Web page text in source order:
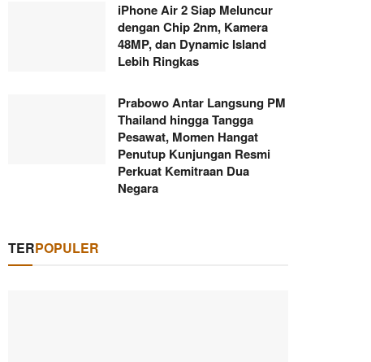
iPhone Air 2 Siap Meluncur
dengan Chip 2nm, Kamera
48MP, dan Dynamic Island
Lebih Ringkas
Prabowo Antar Langsung PM
Thailand hingga Tangga
Pesawat, Momen Hangat
Penutup Kunjungan Resmi
Perkuat Kemitraan Dua
Negara
TERPOPULER